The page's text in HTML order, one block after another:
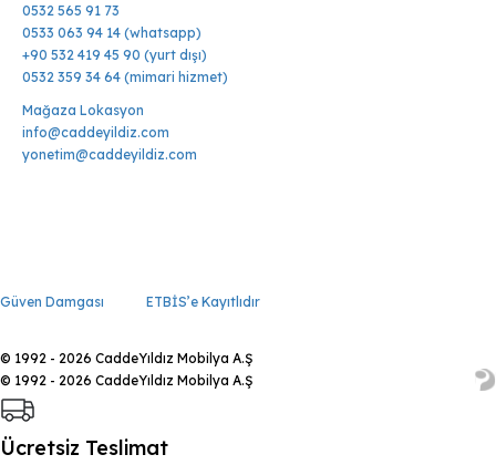
0532 565 91 73
0533 063 94 14 (whatsapp)
+90 532 419 45 90 (yurt dışı)
0532 359 34 64 (mimari hizmet)
Mağaza Lokasyon
info@caddeyildiz.com
yonetim@caddeyildiz.com
Güven Damgası ETBİS’e Kayıtlıdır
© 1992 - 2026 CaddeYıldız Mobilya A.Ş
© 1992 - 2026 CaddeYıldız Mobilya A.Ş
Ücretsiz Teslimat